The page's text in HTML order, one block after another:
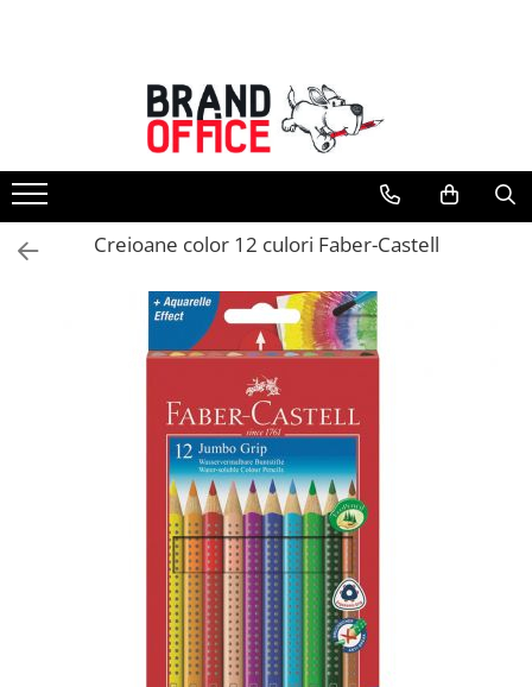
Unitate Protejata - PRODUCTIE
Hartie copiator si produse
tipografice
Produse consumabile din hartie
Detergenti si dezinfectanti
Formulare tipizate
Saci menajeri (Unitate Protejata)
Agende, calendare si organizatoare
Agende personalizabile
Organizatoare business
Birotica si papetarie
Hartie si articole din hartie
Bibliorafturi, caiete mecanice,
Capsatoare, capse si perforatoare
Caiete si blocnotesuri
Dosare, folii protectie si mape
Creioane color 12 culori Faber-Castell